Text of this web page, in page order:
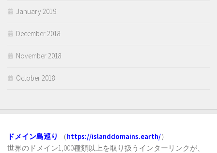
January 2019
December 2018
November 2018
October 2018
ドメイン島巡り （https://islanddomains.earth/）
世界のドメイン1,000種類以上を取り扱うインターリンクが、